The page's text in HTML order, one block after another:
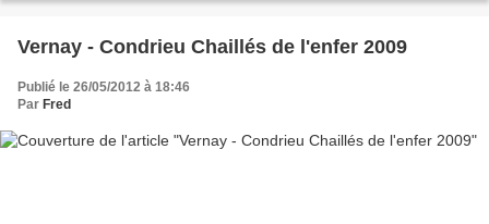
Vernay - Condrieu Chaillés de l'enfer 2009
Publié le 26/05/2012 à 18:46
Par Fred